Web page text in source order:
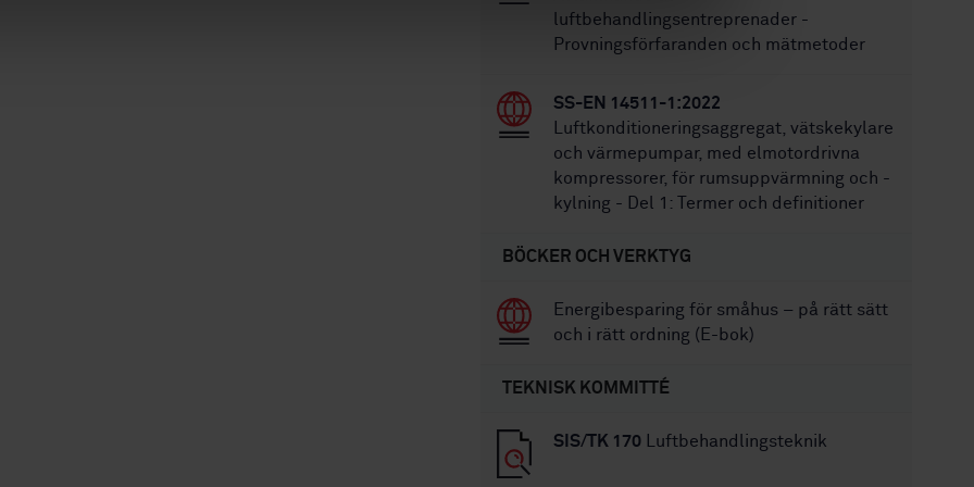
luftbehandlingsentreprenader -
Provningsförfaranden och mätmetoder
SS-EN 14511-1:2022
Luftkonditioneringsaggregat, vätskekylare
och värmepumpar, med elmotordrivna
kompressorer, för rumsuppvärmning och -
kylning - Del 1: Termer och definitioner
BÖCKER OCH VERKTYG
Energibesparing för småhus – på rätt sätt
och i rätt ordning (E-bok)
TEKNISK KOMMITTÉ
SIS/TK 170 Luftbehandlingsteknik